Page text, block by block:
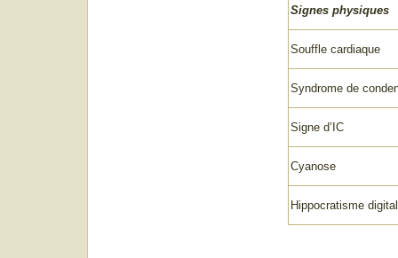
Signes physiques
Souffle cardiaque
Syndrome de
Signe d’IC
Cyanose
Hippocratisme digital